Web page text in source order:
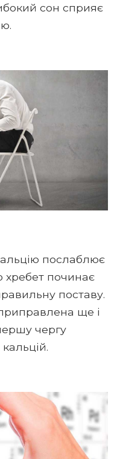
сон сприяє
послаблює
хребет починає
поставу.
​​ще і
чергу